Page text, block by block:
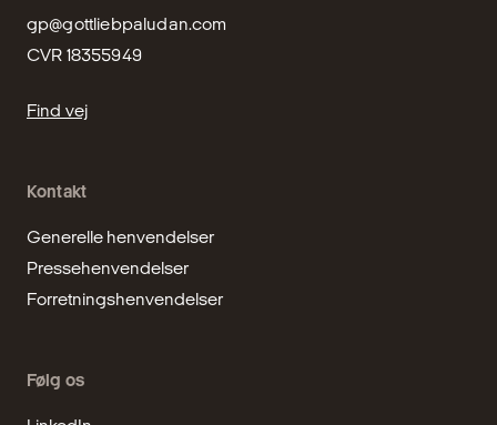
gp@gottliebpaludan.com
CVR 18355949
Find vej
Kontakt
Generelle henvendelser
Pressehenvendelser
Forretningshenvendelser
Følg os